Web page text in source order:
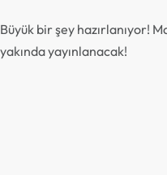
Büyük bir şey hazırlanıyor!
yakında yayınlanacak!